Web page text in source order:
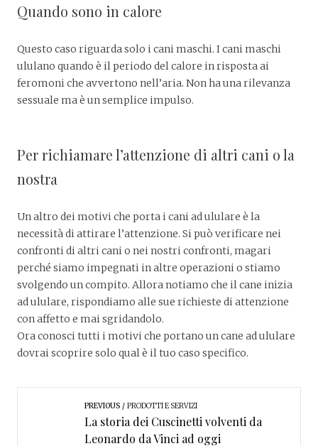
Quando sono in calore
Questo caso riguarda solo i cani maschi. I cani maschi
ululano quando è il periodo del calore in risposta ai
feromoni che avvertono nell’aria. Non ha una rilevanza
sessuale ma è un semplice impulso.
Per richiamare l’attenzione di altri cani o la
nostra
Un altro dei motivi che porta i cani ad ululare è la
necessità di attirare l’attenzione. Si può verificare nei
confronti di altri cani o nei nostri confronti, magari
perché siamo impegnati in altre operazioni o stiamo
svolgendo un compito. Allora notiamo che il cane inizia
ad ululare, rispondiamo alle sue richieste di attenzione
con affetto e mai sgridandolo.
Ora conosci tutti i motivi che portano un cane ad ululare
dovrai scoprire solo qual è il tuo caso specifico.
PREVIOUS PRODOTTI E SERVIZI
La storia dei Cuscinetti volventi da
Leonardo da Vinci ad oggi